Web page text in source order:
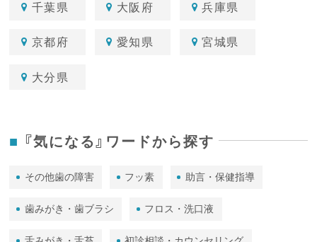
千葉県 大阪府 兵庫県
京都府 愛知県 宮城県
大分県
『気になる』ワードから探す
その他歯の障害 フッ素 助言・保健指導
歯みがき・歯ブラシ フロス・洗口液